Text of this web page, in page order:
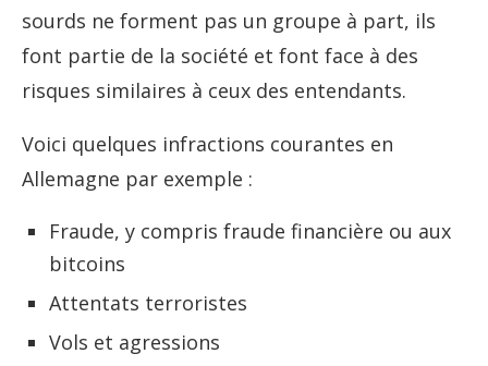
sourds ne forment pas un groupe à part, ils
font partie de la société et font face à des
risques similaires à ceux des entendants.
Voici quelques infractions courantes en
Allemagne par exemple :
Fraude, y compris fraude financière ou aux
bitcoins
Attentats terroristes
Vols et agressions